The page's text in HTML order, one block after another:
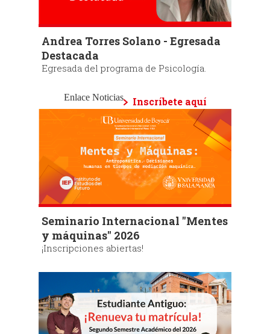
Andrea Torres Solano - Egresada
Destacada
Egresada del programa de Psicología.
Enlace Noticias Inscríbete aquí
Seminario Internacional "Mentes
y máquinas" 2026
¡Inscripciones abiertas!